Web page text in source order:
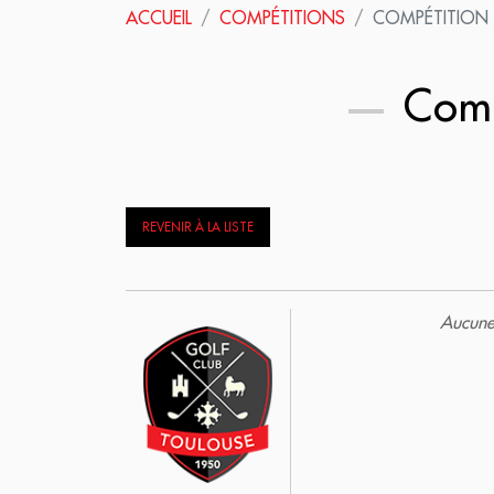
ACCUEIL COMPÉTITIONS COMPÉTITION
REVENIR À LA LISTE